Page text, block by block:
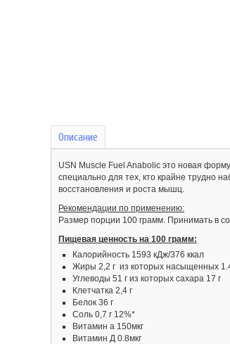
Описание
USN Muscle Fuel Anabolic это новая
специально для тех, кто крайне трудно
восстановления и роста мышц.
Рекомендации по применению:
Размер порции 100 грамм. Принимать в
Пищевая ценность на 100 грамм:
Калорийность 1593 кДж/376 ккал
Жиры 2,2 г из которых насыщенных
Углеводы 51 г из которых сахара 17 г
Клетчатка 2,4 г
Белок 36 г
Соль 0,7 г 12%*
Витамин а 150мкг
Витамин Д 0.8мкг